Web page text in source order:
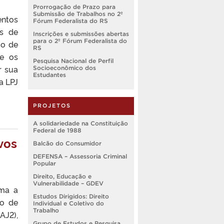
de
de
os
sua
LPJ
a
de
Prorrogação de Prazo para
Submissão de Trabalhos no 2º
Fórum Federalista do RS
Inscrições e submissões abertas
para o 2º Fórum Federalista do
RS
Pesquisa Nacional de Perfil
Socioeconômico dos
Estudantes
PROJETOS
A solidariedade na Constituição
Federal de 1988
Balcão do Consumidor
DEFENSA – Assessoria Criminal
Popular
Direito, Educação e
Vulnerabilidade – GDEV
Estudos Dirigidos: Direito
Individual e Coletivo do
Trabalho